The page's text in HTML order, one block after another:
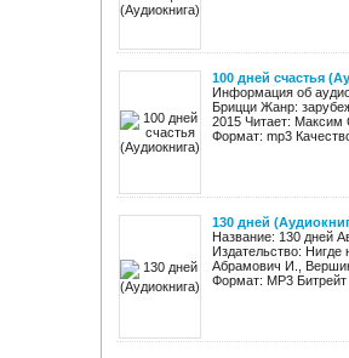
100 дней счастья
Информация об
Брицци Жанр:
2015 Читает: Максим
Формат: mp3
130 дней
Название: 130 дней
Издательство: Нигде
Абрамович И.,
Формат: MP3